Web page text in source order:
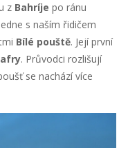
z Bahríje po ránu
s naším řidičem
Bílé pouště. Její první
. Průvodci rozlišují
se nachází více